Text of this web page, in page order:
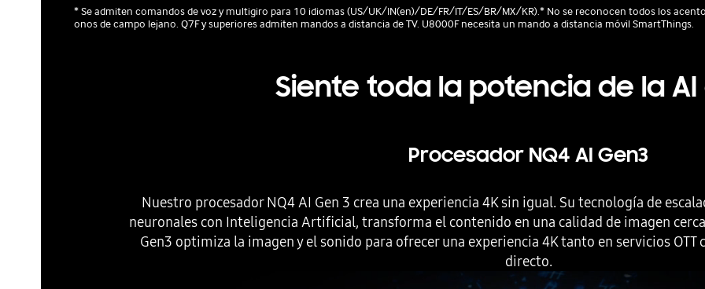
* Se admiten comandos de voz y multigiro para 10 idiomas (US/UK/IN(en)/DE/FR/IT/ES/BR/MX/KR).* No se reconocen todos los
onos de campo lejano. Q7F y superiores admiten mandos a distancia de TV. U8000F necesita un mando a distancia móvil SmartThings.
Siente toda la potencia de la AI
Procesador NQ4 AI Gen3
Nuestro procesador NQ4 AI Gen 3 crea una experiencia 4K sin igual. Su tecnología de
neuronales con Inteligencia Artificial, transforma el contenido en una calidad de imagen
Gen3 optimiza la imagen y el sonido para ofrecer una experiencia 4K tanto en servicios
directo.